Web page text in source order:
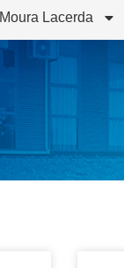
Moura Lacerda